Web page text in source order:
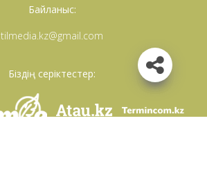
Байланыс:
tilmedia.kz@gmail.com
Біздің серіктестер: